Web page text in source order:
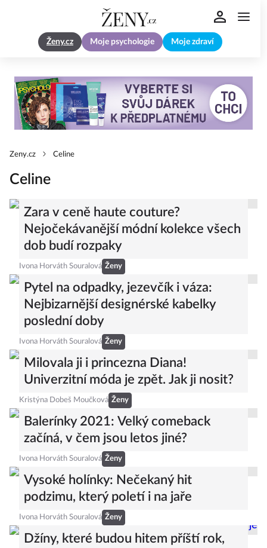
Ženy.cz Moje psychologie Moje zdraví
Zeny.cz Celine
Celine
Zara v ceně haute couture?
Nejočekávanější módní kolekce všech
dob budí rozpaky
Ivona Horváth Souralová Ženy
Pytel na odpadky, jezevčík i váza:
Nejbizarnější designérské kabelky
poslední doby
Ivona Horváth Souralová Ženy
Milovala ji i princezna Diana!
Univerzitní móda je zpět. Jak ji nosit?
Kristýna Dobeš Moučková Ženy
Balerínky 2021: Velký comeback
začíná, v čem jsou letos jiné?
Ivona Horváth Souralová Ženy
Vysoké holínky: Nečekaný hit
podzimu, který poletí i na jaře
Ivona Horváth Souralová Ženy
Džíny, které budou hitem příští rok,